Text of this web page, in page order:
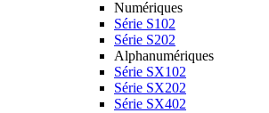
Numériques
Série S102
Série S202
Alphanumériques
Série SX102
Série SX202
Série SX402